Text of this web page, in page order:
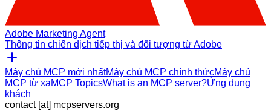
Adobe Marketing Agent
Thông tin chiến dịch tiếp thị và đối tượng từ Adobe
Máy chủ MCP mới nhấtMáy chủ MCP chính thứcMáy chủ
MCP từ xaMCP TopicsWhat is an MCP server?Ứng dụng
khách
contact [at] mcpservers.org